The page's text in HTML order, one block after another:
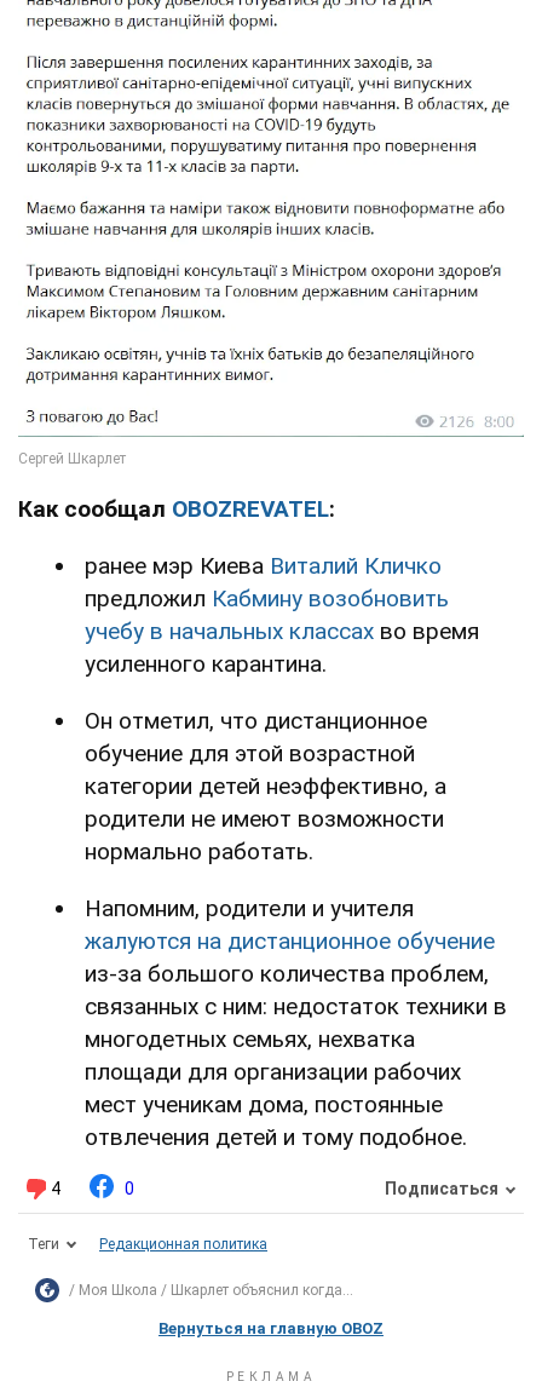
Как сообщал OBOZREVATEL:
ранее мэр Киева Виталий Кличко
предложил Кабмину возобновить
учебу в начальных классах во время
усиленного карантина.
Он отметил, что дистанционное
обучение для этой возрастной
категории детей неэффективно, а
родители не имеют возможности
нормально работать.
Напомним, родители и учителя
жалуются на дистанционное обучение
из-за большого количества проблем,
связанных с ним: недостаток техники в
многодетных семьях, нехватка
площади для организации рабочих
мест ученикам дома, постоянные
отвлечения детей и тому подобное.
4 0 Подписаться
Теги Редакционная политика
Моя Школа Шкарлет объяснил когда...
Вернуться на главную OBOZ